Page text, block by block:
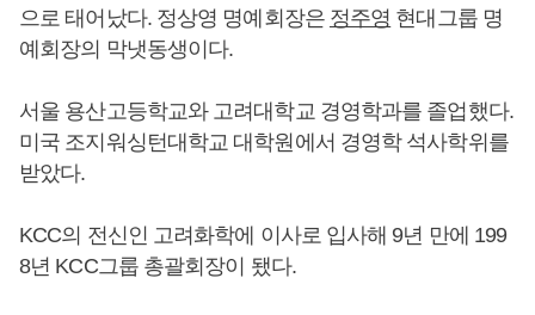
으로 태어났다. 정상영 명예회장은 정주영 현대그룹 명
예회장의 막냇동생이다.
서울 용산고등학교와 고려대학교 경영학과를 졸업했다.
미국 조지워싱턴대학교 대학원에서 경영학 석사학위를
받았다.
KCC의 전신인 고려화학에 이사로 입사해 9년 만에 199
8년 KCC그룹 총괄회장이 됐다.